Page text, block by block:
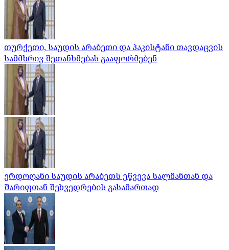
თურქეთი, საუდის არაბეთი და პაკისტანი თავდაცვის
სამმხრივ შეთანხმებას გააფორმებენ
ერდოღანი საუდის არაბეთს ეწვევა სალმანთან და
შარიფთან შეხვედრების გასამართად